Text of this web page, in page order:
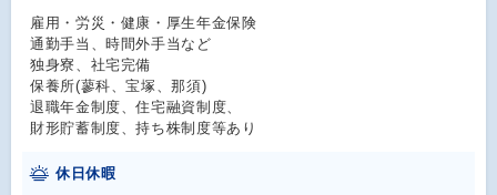
雇用・労災・健康・厚生年金保険
通勤手当、時間外手当など
独身寮、社宅完備
保養所(蓼科、宝塚、那須)
退職年金制度、住宅融資制度、
財形貯蓄制度、持ち株制度等あり
休日休暇